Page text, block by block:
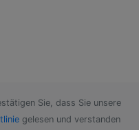
Sie, dass Sie unsere
gelesen und verstanden